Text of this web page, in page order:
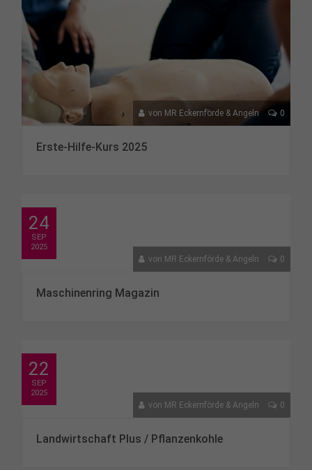
von MR Eckernförde & Angeln 0
Erste-Hilfe-Kurs 2025
24
SEP
2025
von MR Eckernförde & Angeln 0
Maschinenring Magazin
22
SEP
2025
von MR Eckernförde & Angeln 0
Landwirtschaft Plus / Pflanzenkohle